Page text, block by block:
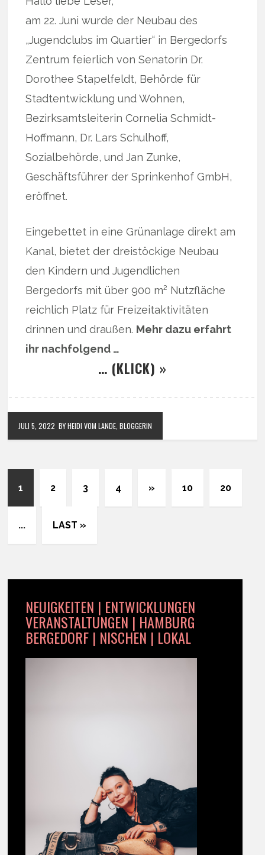
am 22. Juni wurde der Neubau des
„Jugendclubs im Quartier“ in Bergedorfs
Zentrum feierlich von Senatorin Dr.
Dorothee Stapelfeldt, Behörde für
Stadtentwicklung und Wohnen,
Bezirksamtsleiterin Cornelia Schmidt-
Hoffmann, Dr. Lars Schulhoff,
Sozialbehörde, und Jan Zunke,
Geschäftsführer der Sprinkenhof GmbH,
eröffnet.
Eingebettet in eine Grünanlage direkt am
Kanal, bietet der dreistöckige Neubau
den Kindern und Jugendlichen
Bergedorfs mit über 900 m² Nutzfläche
reichlich Platz für Freizeitaktivitäten
drinnen und draußen. Mehr dazu erfahrt
ihr nachfolgend …
… (KLICK) »
JULI 5, 2022 BY HEIDI VOM LANDE, BLOGGERIN
1 2 3 4 » 10 20
... LAST »
NEUIGKEITEN | ENTWICKLUNGEN
VERANSTALTUNGEN | HAMBURG
BERGEDORF | NISCHEN | LOKAL